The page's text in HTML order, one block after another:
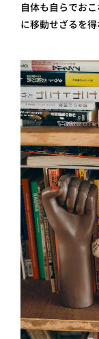
自体も自らでお
に移動せざるを得